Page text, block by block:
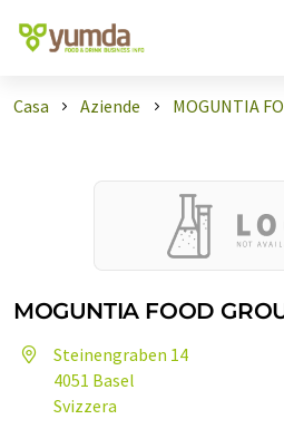
Casa Aziende MOGUNTIA
MOGUNTIA FOOD
Steinengraben 14
4051 Basel
Svizzera